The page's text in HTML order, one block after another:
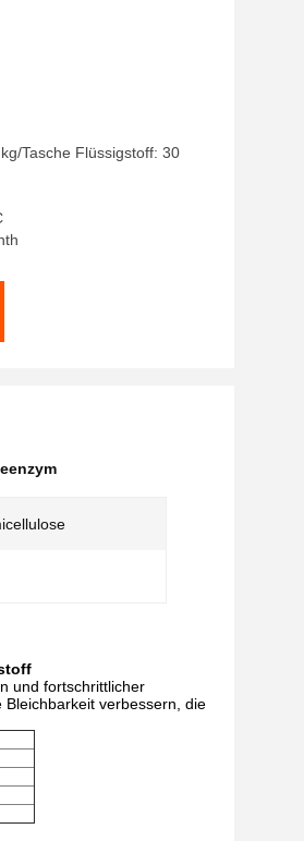
Tasche Flüssigstoff: 30
und fortschrittlicher
verbessern, die